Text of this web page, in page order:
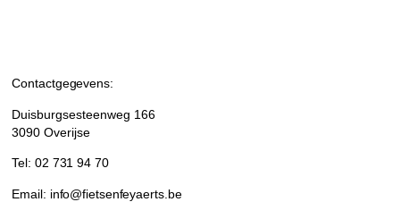
Contactgegevens:
Duisburgsesteenweg 166
3090 Overijse
Tel: 02 731 94 70
Email: info@fietsenfeyaerts.be